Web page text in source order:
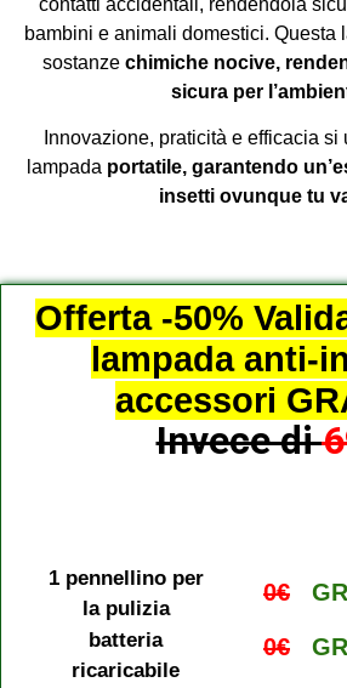
bambini e animali domestici. Questa
sostanze chimiche nocive,
sicura per
Innovazione, praticità e efficacia si
lampada portatile, garantendo
insetti ovunque tu
Offerta -50%
lampada anti-
accessori
Invece di
1 pennellino per
la pulizia
batteria
ricaricabile
0€
0€